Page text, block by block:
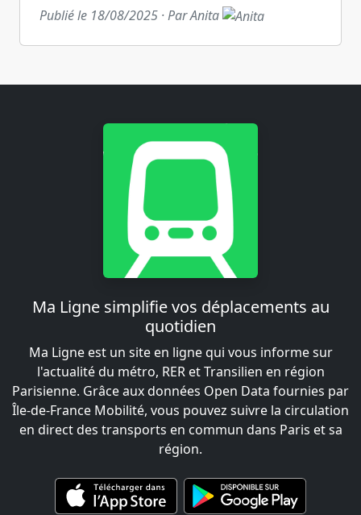
Publié le 18/08/2025 · Par Anita
Ma Ligne simplifie vos déplacements au
quotidien
Ma Ligne est un site en ligne qui vous informe sur
l'actualité du métro, RER et Transilien en région
Parisienne. Grâce aux données Open Data fournies par
Île-de-France Mobilité, vous pouvez suivre la circulation
en direct des transports en commun dans Paris et sa
région.